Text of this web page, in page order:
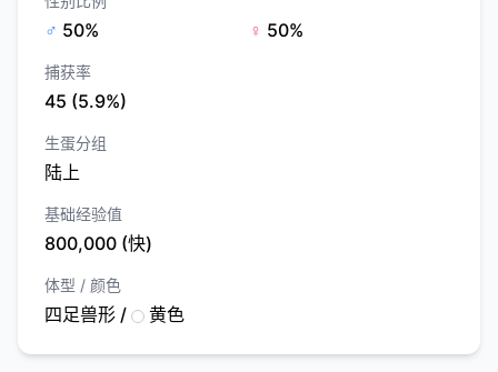
♂ 50% ♀ 50%
捕获率
45 (5.9%)
生蛋分组
陆上
基础经验值
800,000 (快)
体型 / 颜色
四足兽形 / 黄色